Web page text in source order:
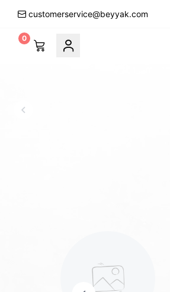
customerservice@beyyak.com
0